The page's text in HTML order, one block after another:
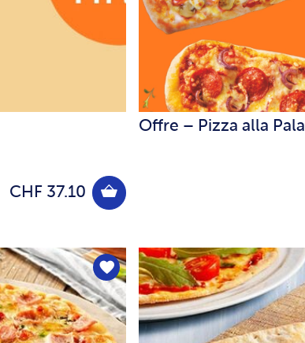
CHF 37.10
Offre – Pizza alla Pala